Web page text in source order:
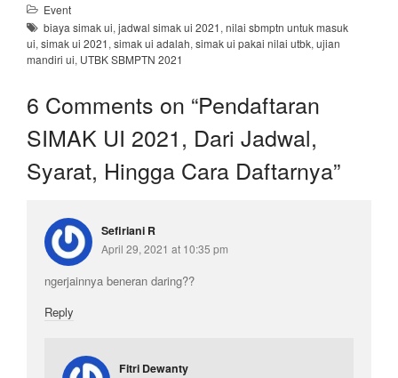
Event
biaya simak ui, jadwal simak ui 2021, nilai sbmptn untuk masuk
ui, simak ui 2021, simak ui adalah, simak ui pakai nilai utbk, ujian
mandiri ui, UTBK SBMPTN 2021
6 Comments on “Pendaftaran
SIMAK UI 2021, Dari Jadwal,
Syarat, Hingga Cara Daftarnya”
Sefiriani R
April 29, 2021 at 10:35 pm
ngerjainnya beneran daring??
Reply
Fitri Dewanty